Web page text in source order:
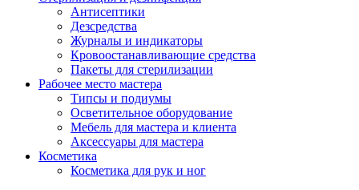
Антисептики
Дезсредства
Журналы и индикаторы
Кровоостанавливающие средства
Пакеты для стерилизации
Рабочее место мастера
Типсы и подиумы
Осветительное оборудование
Мебель для мастера и клиента
Аксессуары для мастера
Косметика
Косметика для рук и ног